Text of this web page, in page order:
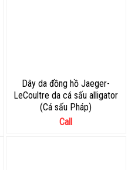
Dây da đồng hồ Jaeger-
LeCoultre da cá sấu alligator
(Cá sấu Pháp)
Call